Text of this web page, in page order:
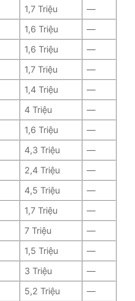
1,7 Triệu
—
1,6 Triệu
—
1,6 Triệu
—
1,7 Triệu
—
1,4 Triệu
—
4 Triệu
—
1,6 Triệu
—
4,3 Triệu
—
2,4 Triệu
—
4,5 Triệu
—
1,7 Triệu
—
7 Triệu
—
1,5 Triệu
—
3 Triệu
—
5,2 Triệu
—